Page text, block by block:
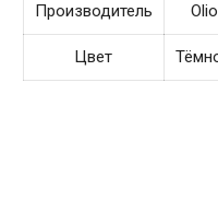
Производитель
Цвет